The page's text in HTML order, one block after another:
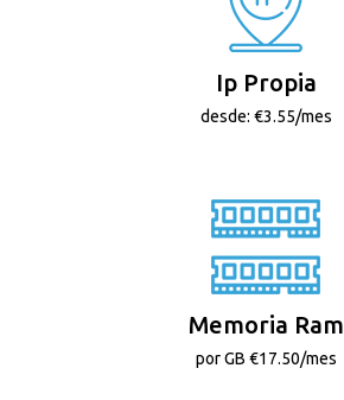
Ip Propia
desde: €3.55/mes
Memoria Ram
por GB €17.50/mes